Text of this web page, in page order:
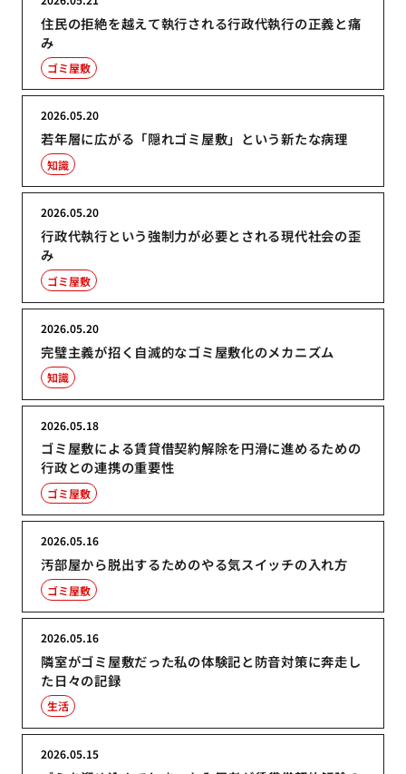
住民の拒絶を越えて執行される行政代執行の正義と痛
み
ゴミ屋敷
若年層に広がる「隠れゴミ屋敷」という新たな病理
2026.05.20
知識
行政代執行という強制力が必要とされる現代社会の歪
み
2026.05.20
ゴミ屋敷
完璧主義が招く自滅的なゴミ屋敷化のメカニズム
2026.05.20
知識
ゴミ屋敷による賃貸借契約解除を円滑に進めるための
行政との連携の重要性
2026.05.18
ゴミ屋敷
汚部屋から脱出するためのやる気スイッチの入れ方
2026.05.16
ゴミ屋敷
隣室がゴミ屋敷だった私の体験記と防音対策に奔走し
た日々の記録
2026.05.16
生活
2026.05.15